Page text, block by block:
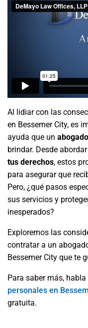
Al lidiar con las
en Bessemer City, es
ayuda que un
brindar. Desde abordar
tus derechos, estos
para asegurar que
Pero, ¿qué pasos
sus servicios y
inesperados?
Exploremos las
contratar a un
Bessemer City que te
Para saber más, habla
personales en
gratuita.